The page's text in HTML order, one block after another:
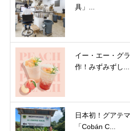
具」...
イー・エー・グ
作！みずみずし...
日本初！グアテ
「Cobán C...